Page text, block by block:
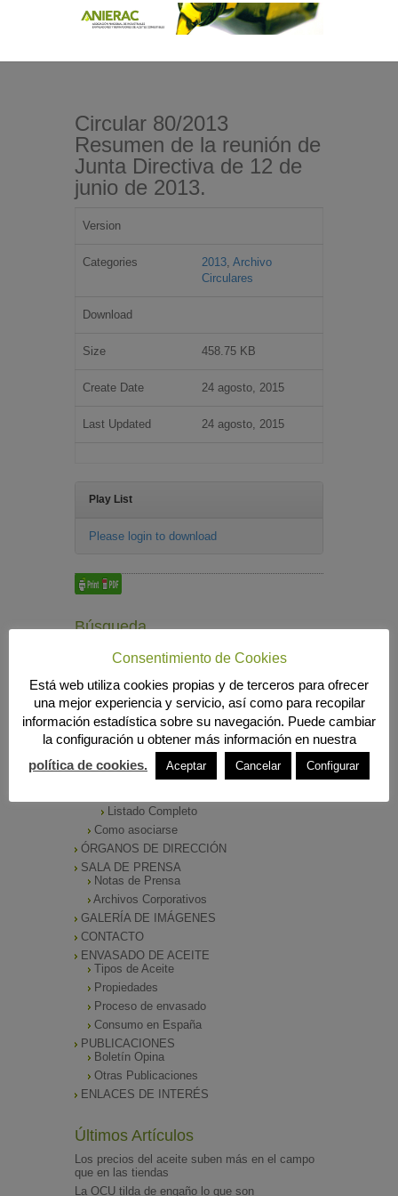
Circular 80/2013
Resumen de la reunión de
Junta Directiva de 12 de
junio de 2013.
Version
Categories 2013, Archivo
Circulares
Download
Size 458.75 KB
Create Date 24 agosto, 2015
Last Updated 24 agosto, 2015
Play List
Please login to download
Búsqueda
MENÚ PRINCIPAL
INICIO
ANIERAC
Presentación
Listado Completo
Como asociarse
ÓRGANOS DE DIRECCIÓN
SALA DE PRENSA
Notas de Prensa
Archivos Corporativos
GALERÍA DE IMÁGENES
CONTACTO
ENVASADO DE ACEITE
Tipos de Aceite
Propiedades
Proceso de envasado
Consumo en España
PUBLICACIONES
Boletín Opina
Otras Publicaciones
ENLACES DE INTERÉS
Últimos Artículos
Los precios del aceite suben más en el campo
que en las tiendas
La OCU tilda de engaño lo que son
Consentimiento de Cookies
Está web utiliza cookies propias y de terceros para ofrecer
una mejor experiencia y servicio, así como para recopilar
información estadística sobre su navegación. Puede cambiar
la configuración u obtener más información en nuestra
política de cookies.
Aceptar Cancelar Configurar